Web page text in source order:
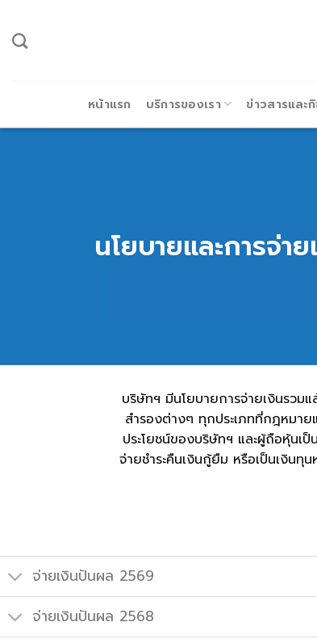
ยัง
หน้าแรก บริการของเรา ข่าวสารและ
นโยบายและการจ่า
บริษัทฯ มีนโยบายการจ่ายเงินรวม
สำรองต่างๆ ทุกประเภทที่กฎหมา
ประโยชน์ของบริษัทฯ และผู้ถือหุ้นเ
จ่ายชำระคืนเงินกู้ยืม หรือเป็นเงิน
จ่ายเงินปันผล 2569
จ่ายเงินปันผล 2568